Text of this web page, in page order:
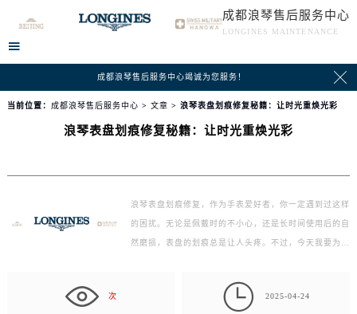
成都浪琴售后服务中心
LONGINES MAINTENANCE

成都浪琴售后服务中心竭诚为您服务！ 
当前位置： 成都浪琴售后服务中心 > 文章 > 浪琴表盘划痕修复秘籍：让时光重焕光彩
浪琴表盘划痕修复秘籍：让时光重焕光彩
浪琴表盘划痕修复，作为手表爱好者，你一定遇到过这样
的困扰。无论是佩戴时的不小心，还是长时间使用后的自
然磨损，表盘的划痕总是让人头疼。不过，今天我要为你
次  2025-04-24